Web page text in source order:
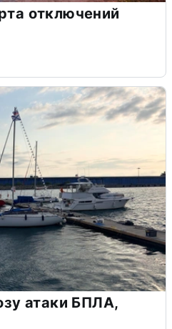
отключений
атаки БПЛА,